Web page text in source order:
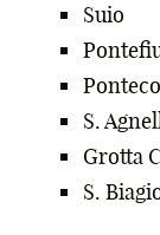
Suio
S.
Grotta
S.